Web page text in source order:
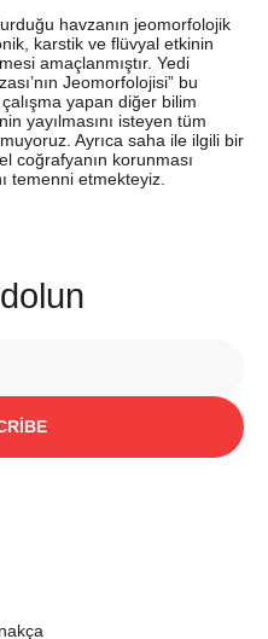
havzanın jeomorfolojik
karstik ve flüvyal etkinin
amaçlanmıştır. Yedi
Jeomorfolojisi” bu
yapan diğer bilim
yayılmasını isteyen tüm
Ayrıca saha ile ilgili bir
coğrafyanın korunması
temenni etmekteyiz.